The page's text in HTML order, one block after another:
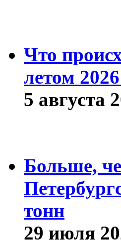
Что
летом
5 августа
Больше,
тонн
29 июля